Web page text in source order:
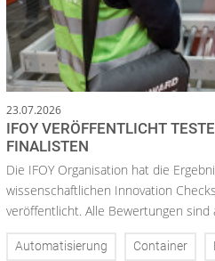
23.07.2026
IFOY VERÖFFENTLICHT
FINALISTEN
Die IFOY Organisation hat die
wissenschaftlichen Innovation
veröffentlicht. Alle Bewertungen sind
Automatisierung Container